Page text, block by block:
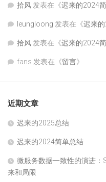
拾风 发表在《迟来的2024
leungloong 发表在《迟来
拾风 发表在《迟来的2024
fans 发表在《留言》
近期文章
迟来的2025总结
迟来的2024简单总结
微服务数据一致性的演进：
来和局限